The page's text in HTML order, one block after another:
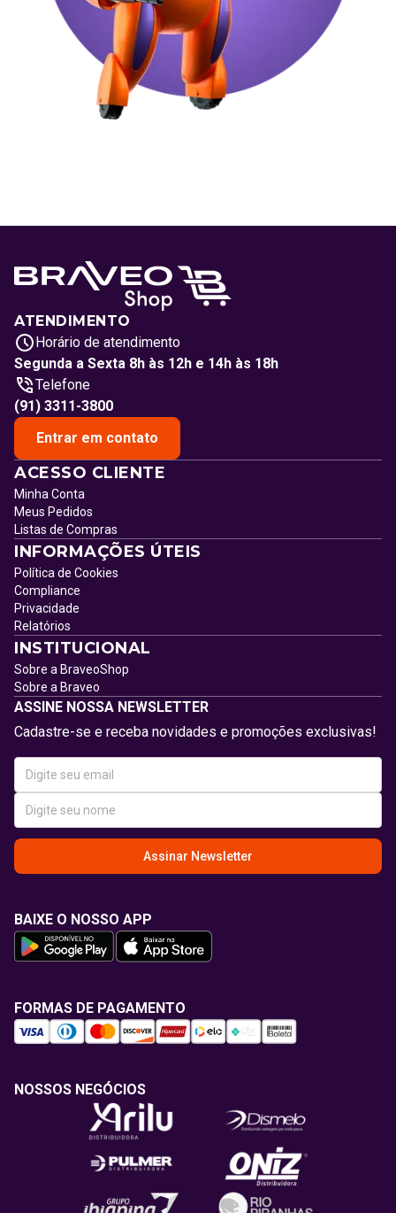
ATENDIMENTO
Horário de atendimento
Segunda a Sexta 8h às 12h e 14h às 18h
Telefone
(91) 3311-3800
Entrar em contato
ACESSO CLIENTE
Minha Conta
Meus Pedidos
Listas de Compras
INFORMAÇÕES ÚTEIS
Política de Cookies
Compliance
Privacidade
Relatórios
INSTITUCIONAL
Sobre a BraveoShop
Sobre a Braveo
ASSINE NOSSA NEWSLETTER
Cadastre-se e receba novidades e promoções exclusivas!
Assinar Newsletter
BAIXE O NOSSO APP
FORMAS DE PAGAMENTO
NOSSOS NEGÓCIOS